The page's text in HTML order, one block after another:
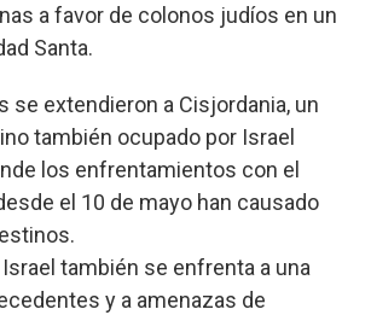
a favor de colonos judíos en un
Santa.
se extendieron a Cisjordania, un
también ocupado por Israel
los enfrentamientos con el
el 10 de mayo han causado
también se enfrenta a una
y a amenazas de